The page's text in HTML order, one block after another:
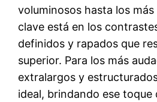
voluminosos hasta los
clave está en los
definidos y rapados que
superior. Para los más
extralargos y
ideal, brindando ese toque